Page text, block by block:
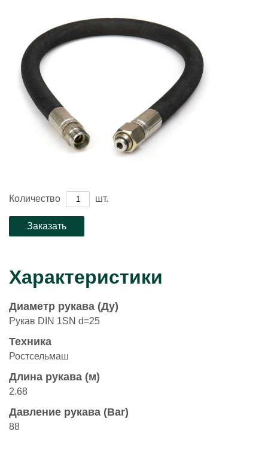
Количество шт.
Характеристики
Диаметр рукава (Ду)
Рукав DIN 1SN d=25
Техника
Ростсельмаш
Длина рукава (м)
2.68
Давление рукава (Bar)
88